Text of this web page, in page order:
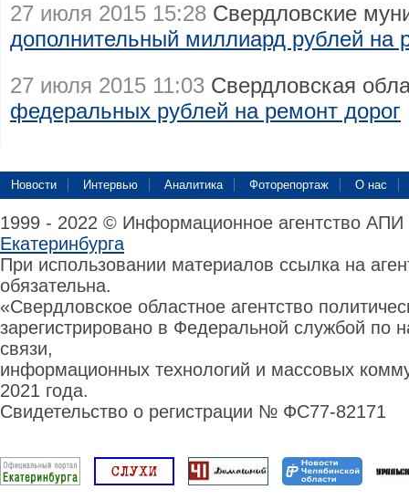
27 июля 2015 15:28 Свердловские
дополнительный миллиард рублей на
27 июля 2015 11:03 Свердловская
федеральных рублей на ремонт дорог
Новости Интервью Аналитика Фоторепортаж О нас
1999 - 2022 © Информационное агентство
Екатеринбурга
При использовании материалов ссылка на
обязательна.
«Свердловское областное агентство
зарегистрировано в Федеральной службой по
связи,
информационных технологий и массовых
2021 года.
Свидетельство о регистрации № ФС77-82171